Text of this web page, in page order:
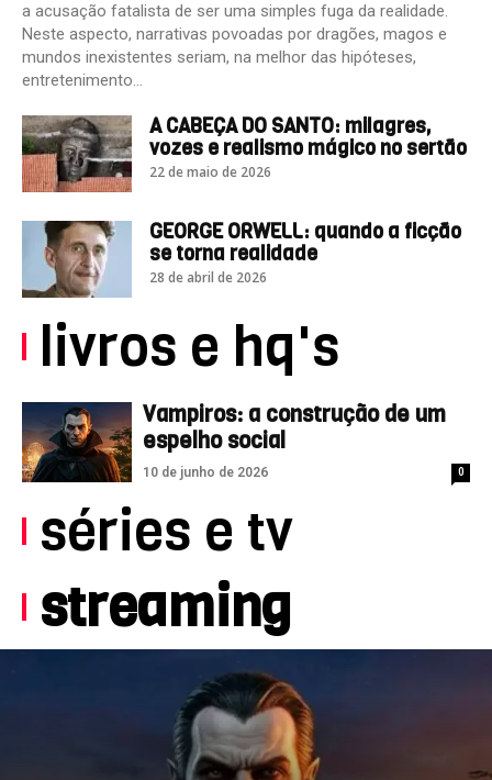
a acusação fatalista de ser uma simples fuga da realidade.
Neste aspecto, narrativas povoadas por dragões, magos e
mundos inexistentes seriam, na melhor das hipóteses,
entretenimento...
A CABEÇA DO SANTO: milagres,
vozes e realismo mágico no sertão
22 de maio de 2026
GEORGE ORWELL: quando a ficção
se torna realidade
28 de abril de 2026
livros e hq's
Vampiros: a construção de um
espelho social
10 de junho de 2026 0
séries e tv
streaming